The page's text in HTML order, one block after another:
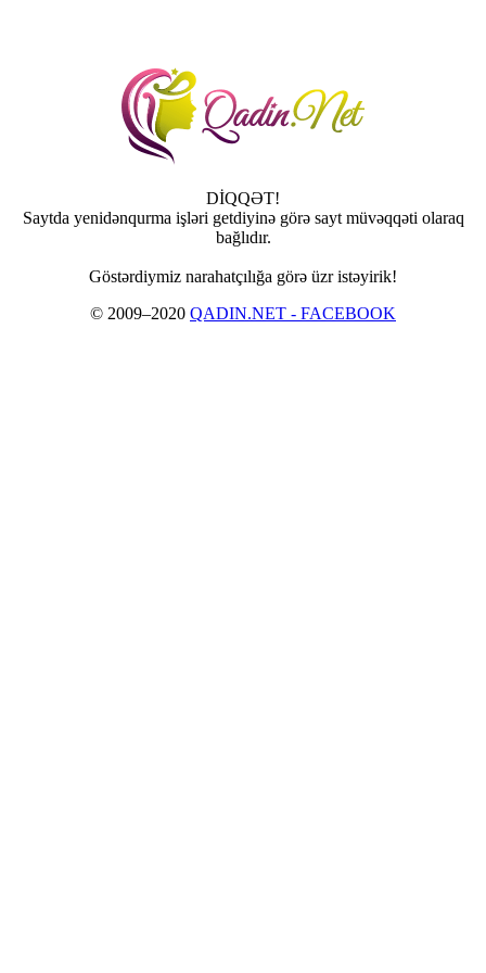
DİQQƏT!
Saytda yenidənqurma işləri getdiyinə görə sayt müvəqqəti olaraq
bağlıdır.
Göstərdiymiz narahatçılığa görə üzr istəyirik!
© 2009–2020 QADIN.NET - FACEBOOK